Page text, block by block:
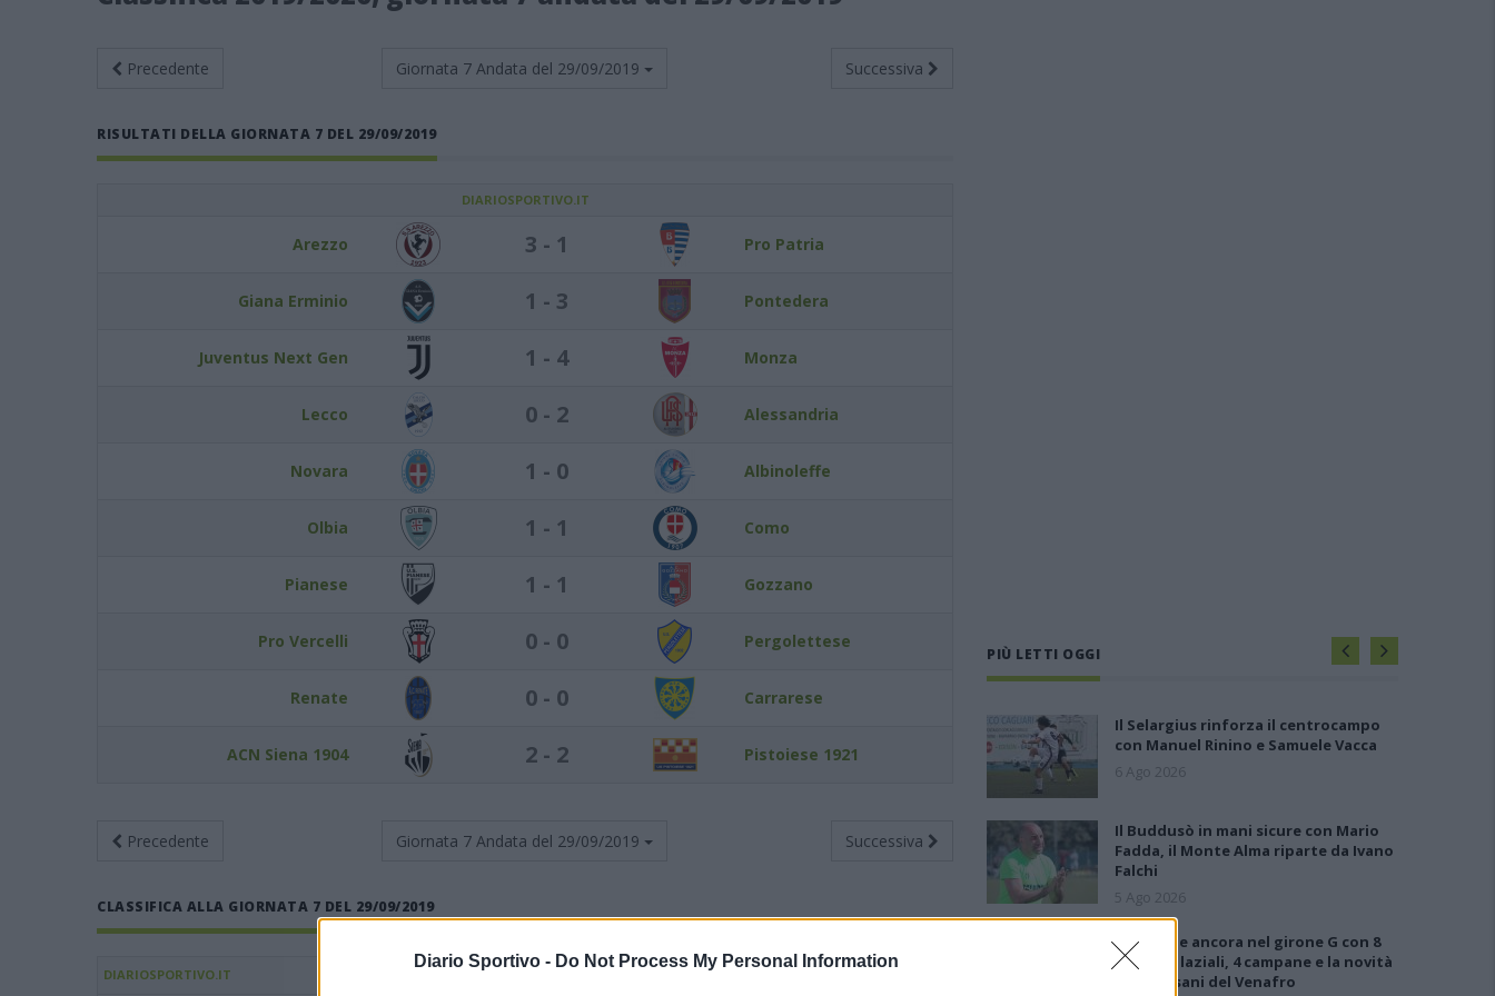
Diario Sportivo - Do Not Process My Personal Information
Precedente Giornata 7 Andata del 29/09/2019 Successiva
RISULTATI DELLA GIORNATA 7 DEL 29/09/2019
DIARIOSPORTIVO.IT
Arezzo 3 - 1 Pro Patria
Giana Erminio 1 - 3 Pontedera
Juventus Next Gen 1 - 4 Monza
Lecco 0 - 2 Alessandria
Novara 1 - 0 Albinoleffe
Olbia 1 - 1 Como
Pianese 1 - 1 Gozzano
Pro Vercelli 0 - 0 Pergolettese
Renate 0 - 0 Carrarese
ACN Siena 1904 2 - 2 Pistoiese 1921
Precedente Giornata 7 Andata del 29/09/2019 Successiva
CLASSIFICA ALLA GIORNATA 7 DEL 29/09/2019
DIARIOSPORTIVO.IT Casa
PIÙ LETTI OGGI
Il Selargius rinforza il centrocampo
con Manuel Rinino e Samuele Vacca
6 Ago 2026
Il Buddusò in mani sicure con Mario
Fadda, il Monte Alma riparte da Ivano
Falchi
5 Ago 2026
Le 5 sarde ancora nel girone G con 8
squadre laziali, 4 campane e la novità
dei molisani del Venafro